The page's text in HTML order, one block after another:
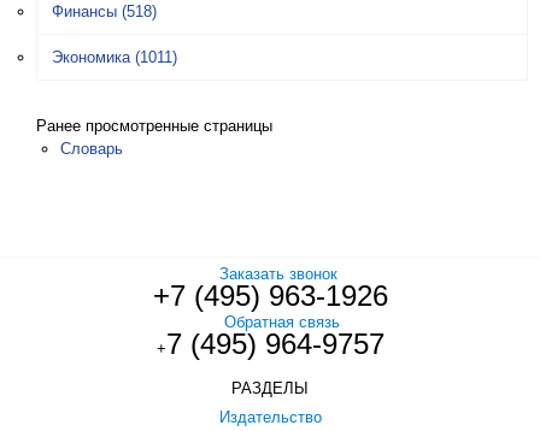
Финансы (518)
Экономика (1011)
Ранее просмотренные страницы
Словарь
Заказать звонок
+7 (495) 963-1926
Обратная связь
+7 (495) 964-9757
РАЗДЕЛЫ
Издательство